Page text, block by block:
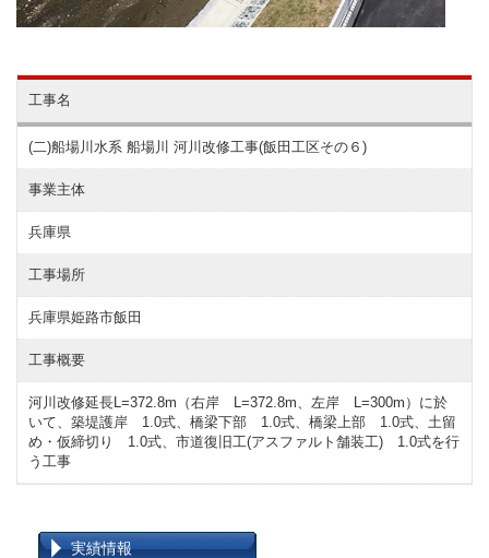
工事名
(二)船場川水系 船場川 河川改修工事(飯田工区その６)
事業主体
兵庫県
工事場所
兵庫県姫路市飯田
工事概要
河川改修延長L=372.8m（右岸 L=372.8m、左岸 L=300m）に於
いて、築堤護岸 1.0式、橋梁下部 1.0式、橋梁上部 1.0式、土留
め・仮締切り 1.0式、市道復旧工(アスファルト舗装工) 1.0式を行
う工事
実績情報